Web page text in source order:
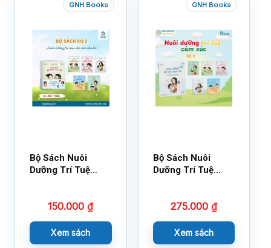
GNH Books
Bộ Sách Nuôi
Dưỡng Trí Tuệ
150.000₫
Xem sách
GNH Books
Bộ Sách Nuôi
Dưỡng Trí Tuệ
275.000 ₫
Xem sách